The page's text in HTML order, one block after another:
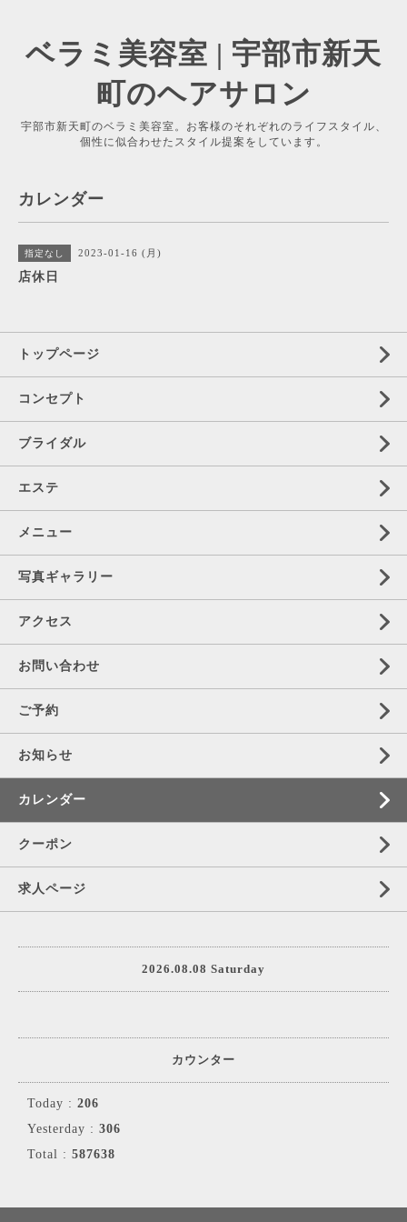
ベラミ美容室 | 宇部市新天
町のヘアサロン
宇部市新天町のベラミ美容室。お客様のそれぞれのライフスタイル、
個性に似合わせたスタイル提案をしています。
カレンダー
指定なし 2023-01-16 (月)
店休日
トップページ
コンセプト
ブライダル
エステ
メニュー
写真ギャラリー
アクセス
お問い合わせ
ご予約
お知らせ
カレンダー
クーポン
求人ページ
2026.08.08 Saturday
カウンター
Today : 206
Yesterday : 306
Total : 587638